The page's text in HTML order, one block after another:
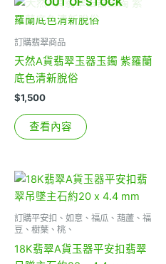
訂購翡翠商品
天然A貨翡翠玉器玉鐲 紫羅蘭
底色清新脫俗
$1,500
查看內容
訂購平安扣、如意、福瓜、葫蘆、福
豆、樹葉、桃、
18K翡翠A貨玉器平安扣翡翠